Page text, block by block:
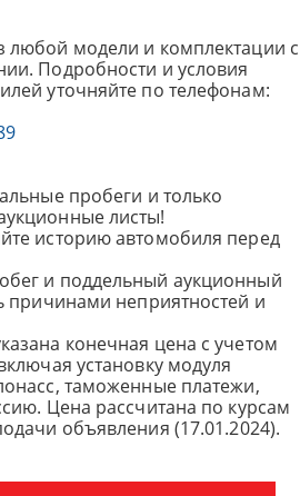
любой модели и комплектации с
Подробности и условия
уточняйте по телефонам:
пробеги и только
листы!
историю автомобиля перед
и поддельный аукционный
причинами неприятностей и
конечная цена с учетом
установку модуля
таможенные платежи,
Цена рассчитана по курсам
объявления (17.01.2024).